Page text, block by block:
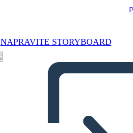
NAPRAVITE STORYBOARD